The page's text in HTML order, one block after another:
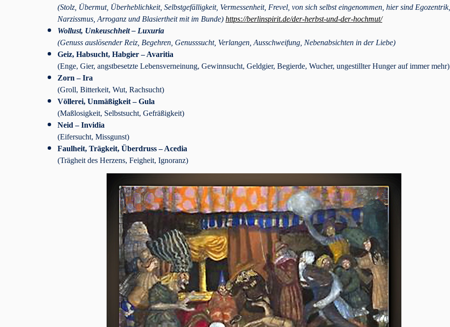
(Stolz, Übermut, Überheblichkeit, Selbstgefälligkeit, Vermessenheit, Frevel, von sich selbst eingenommen, hier sind Egozentrik,
Narzissmus, Arroganz und Blasiertheit mit im Bunde) https://berlinspirit.de/der-herbst-und-der-hochmut/
Wollust, Unkeuschheit – Luxuria
(Genuss auslösender Reiz, Begehren, Genusssucht, Verlangen, Ausschweifung, Nebenabsichten in der Liebe)
Geiz, Habsucht, Habgier – Avaritia
(Enge, Gier, angstbesetzte Lebensverneinung, Gewinnsucht, Geldgier, Begierde, Wucher, ungestillter Hunger auf immer mehr)
Zorn – Ira
(Groll, Bitterkeit, Wut, Rachsucht)
Völlerei, Unmäßigkeit – Gula
(Maßlosigkeit, Selbstsucht, Gefräßigkeit)
Neid – Invidia
(Eifersucht, Missgunst)
Faulheit, Trägkeit, Überdruss – Acedia
(Trägheit des Herzens, Feigheit, Ignoranz)